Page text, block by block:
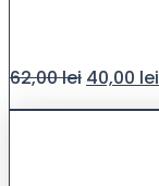
62,00lei 40,00 lei